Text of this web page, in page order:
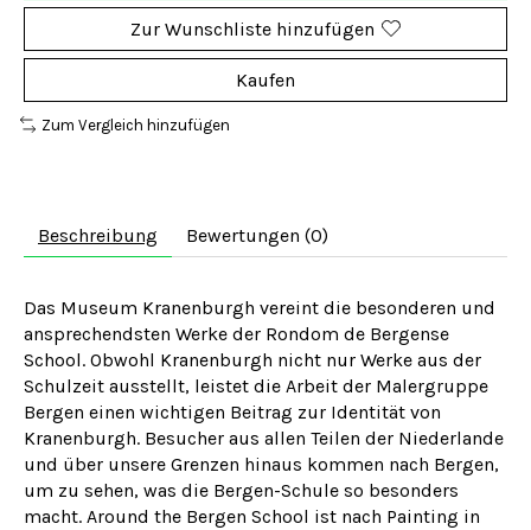
Zur Wunschliste hinzufügen
Kaufen
Zum Vergleich hinzufügen
Beschreibung Bewertungen (0)
Das Museum Kranenburgh vereint die besonderen und
ansprechendsten Werke der Rondom de Bergense
School. Obwohl Kranenburgh nicht nur Werke aus der
Schulzeit ausstellt, leistet die Arbeit der Malergruppe
Bergen einen wichtigen Beitrag zur Identität von
Kranenburgh. Besucher aus allen Teilen der Niederlande
und über unsere Grenzen hinaus kommen nach Bergen,
um zu sehen, was die Bergen-Schule so besonders
macht. Around the Bergen School ist nach Painting in